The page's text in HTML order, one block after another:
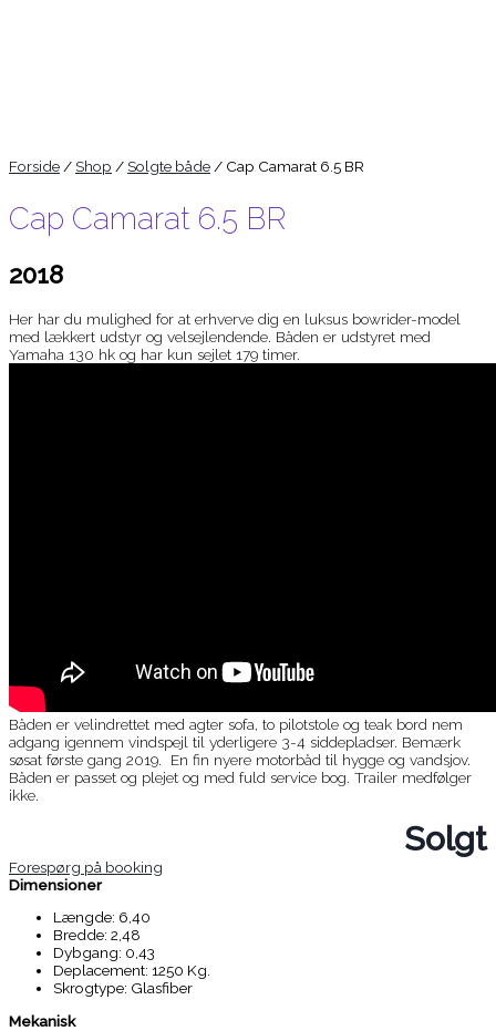
Forside /Shop /Solgte både / Cap Camarat 6.5 BR
Cap Camarat 6.5 BR
2018
Her har du mulighed for at erhverve dig en luksus bowrider-model
med lækkert udstyr og velsejlendende. Båden er udstyret med
Yamaha 130 hk og har kun sejlet 179 timer.
Båden er velindrettet med agter sofa, to pilotstole og teak bord nem
adgang igennem vindspejl til yderligere 3-4 siddepladser. Bemærk
søsat første gang 2019. En fin nyere motorbåd til hygge og vandsjov.
Båden er passet og plejet og med fuld service bog. Trailer medfølger
ikke.
Solgt
Forespørg på booking
Dimensioner
Længde: 6,40
Bredde: 2,48
Dybgang: 0,43
Deplacement: 1250 Kg.
Skrogtype: Glasfiber
Mekanisk